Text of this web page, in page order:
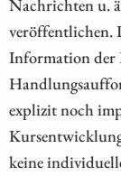
Nachrichten u.
veröffentlichen.
Information der
explizit noch
keine